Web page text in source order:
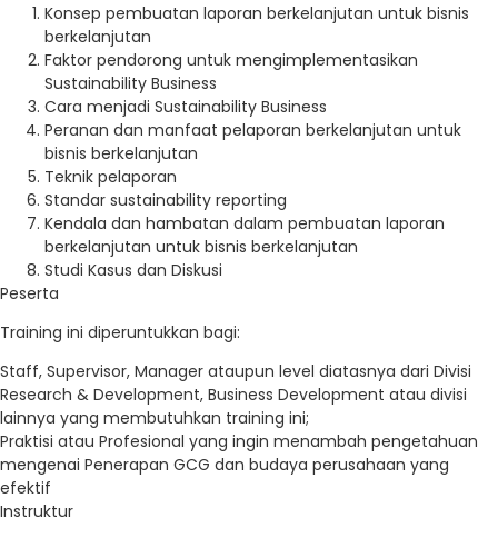
Konsep pembuatan laporan berkelanjutan untuk bisnis
berkelanjutan
Faktor pendorong untuk mengimplementasikan
Sustainability Business
Cara menjadi Sustainability Business
Peranan dan manfaat pelaporan berkelanjutan untuk
bisnis berkelanjutan
Teknik pelaporan
Standar sustainability reporting
Kendala dan hambatan dalam pembuatan laporan
berkelanjutan untuk bisnis berkelanjutan
Studi Kasus dan Diskusi
Peserta
Training ini diperuntukkan bagi:
Staff, Supervisor, Manager ataupun level diatasnya dari Divisi
Research & Development, Business Development atau divisi
lainnya yang membutuhkan training ini;
Praktisi atau Profesional yang ingin menambah pengetahuan
mengenai Penerapan GCG dan budaya perusahaan yang
efektif
Instruktur